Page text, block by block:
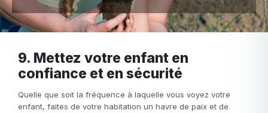
9. Mettez votre enfant en
confiance et en sécurité
Quelle que soit la fréquence à laquelle vous voyez votre
enfant, faites de votre habitation un havre de paix et de